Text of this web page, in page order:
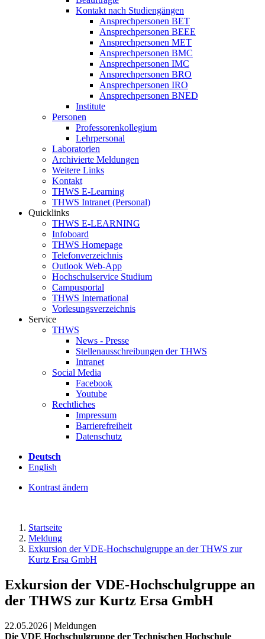
Kontakt nach Studiengängen
Ansprechpersonen BET
Ansprechpersonen BEEE
Ansprechpersonen MET
Ansprechpersonen BMC
Ansprechpersonen IMC
Ansprechpersonen BRO
Ansprechpersonen IRO
Ansprechpersonen BNED
Institute
Personen
Professorenkollegium
Lehrpersonal
Laboratorien
Archivierte Meldungen
Weitere Links
Kontakt
THWS E-Learning
THWS Intranet (Personal)
Quicklinks
THWS E-LEARNING
Infoboard
THWS Homepage
Telefonverzeichnis
Outlook Web-App
Hochschulservice Studium
Campusportal
THWS International
Vorlesungsverzeichnis
Service
THWS
News - Presse
Stellenausschreibungen der THWS
Intranet
Social Media
Facebook
Youtube
Rechtliches
Impressum
Barrierefreiheit
Datenschutz
Deutsch
English
Kontrast ändern
Startseite
Meldung
Exkursion der VDE-Hochschulgruppe an der THWS zur
Kurtz Ersa GmbH
Exkursion der VDE-Hochschulgruppe an
der THWS zur Kurtz Ersa GmbH
22.05.2026 | Meldungen
Die VDE Hochschulgruppe der Technischen Hochschule